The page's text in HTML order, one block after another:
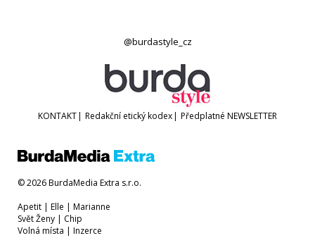
@burdastyle_cz
KONTAKT| Redakční etický kodex| Předplatné NEWSLETTER
© 2026 BurdaMedia Extra s.r.o.
Apetit | Elle | Marianne
Svět Ženy | Chip
Volná místa | Inzerce